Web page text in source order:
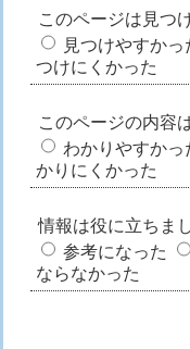
このページは見つ
見つけやすかっ
つけにくかった
このページの内容
わかりやすかっ
かりにくかった
情報は役に立ちま
参考になった
ならなかった